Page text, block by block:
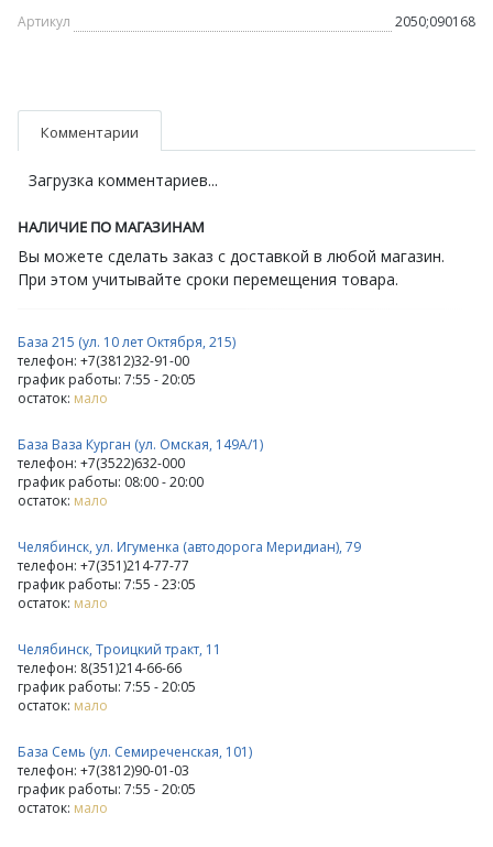
Артикул 2050;090168
Комментарии
Загрузка комментариев...
НАЛИЧИЕ ПО МАГАЗИНАМ
Вы можете сделать заказ с доставкой в любой магазин.
При этом учитывайте сроки перемещения товара.
База 215 (ул. 10 лет Октября, 215)
телефон: +7(3812)32-91-00
график работы: 7:55 - 20:05
остаток: мало
База Ваза Курган (ул. Омская, 149А/1)
телефон: +7(3522)632-000
график работы: 08:00 - 20:00
остаток: мало
Челябинск, ул. Игуменка (автодорога Меридиан), 79
телефон: +7(351)214-77-77
график работы: 7:55 - 23:05
остаток: мало
Челябинск, Троицкий тракт, 11
телефон: 8(351)214-66-66
график работы: 7:55 - 20:05
остаток: мало
База Семь (ул. Семиреченская, 101)
телефон: +7(3812)90-01-03
график работы: 7:55 - 20:05
остаток: мало